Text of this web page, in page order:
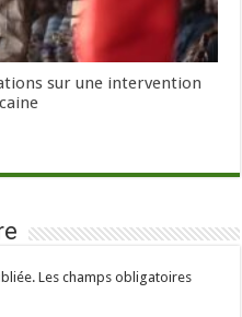
sur une intervention
Les champs obligatoires